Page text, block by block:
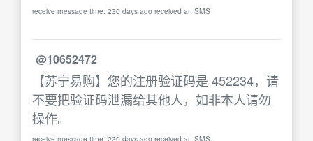
receive message time: 230 days ago received an SMS
@10652472
【苏宁易购】您的注册验证码是 452234，请
不要把验证码泄漏给其他人，如非本人请勿
操作。
receive message time: 230 days ago received an SMS